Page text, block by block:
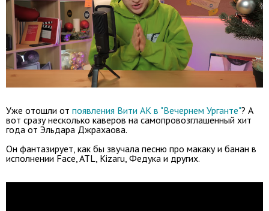
Уже отошли от появления Вити АК в "Вечернем Урганте"? А
вот сразу несколько каверов на самопровозглашенный хит
года от Эльдара Джрахаова.
Он фантазирует, как бы звучала песню про макаку и банан в
исполнении Face, ATL, Kizaru, Федука и других.